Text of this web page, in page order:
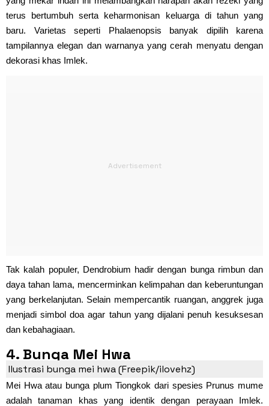
terus bertumbuh serta keharmonisan keluarga di tahun yang
baru. Varietas seperti Phalaenopsis banyak dipilih karena
tampilannya elegan dan warnanya yang cerah menyatu dengan
dekorasi khas Imlek.
Tak kalah populer, Dendrobium hadir dengan bunga rimbun dan
daya tahan lama, mencerminkan kelimpahan dan keberuntungan
yang berkelanjutan. Selain mempercantik ruangan, anggrek juga
menjadi simbol doa agar tahun yang dijalani penuh kesuksesan
dan kebahagiaan.
4. Bunga Mei Hwa
Ilustrasi bunga mei hwa (Freepik/ilovehz)
Mei Hwa atau bunga plum Tiongkok dari spesies Prunus mume
adalah tanaman khas yang identik dengan perayaan Imlek.